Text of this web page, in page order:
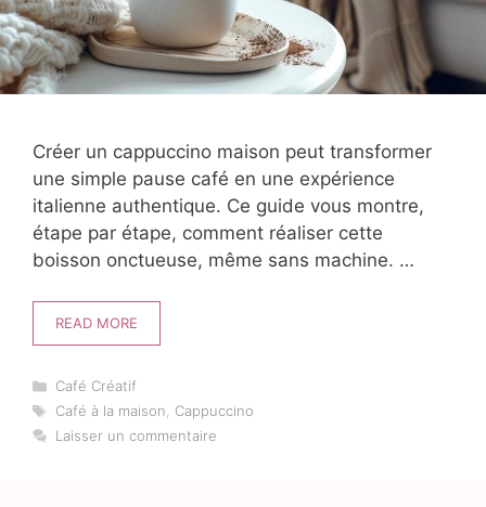
Créer un cappuccino maison peut transformer
une simple pause café en une expérience
italienne authentique. Ce guide vous montre,
étape par étape, comment réaliser cette
boisson onctueuse, même sans machine. …
READ MORE
Catégories
Café Créatif
Étiquettes
Café à la maison
Cappuccino
Laisser un commentaire